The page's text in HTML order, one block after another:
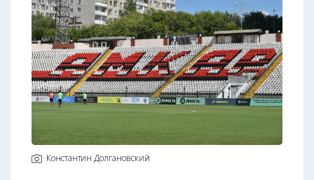
Константин Долгановский